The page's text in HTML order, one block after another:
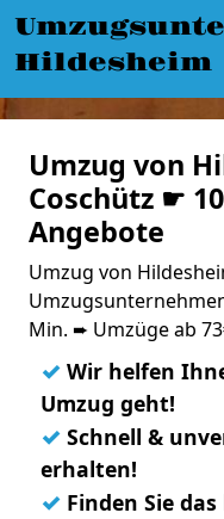
Hildesheim
Umzug von
Coschütz ☛
Angebote
Umzug von
Min. ➨ Umzüge ab
✓ Wir helfen
Umzug geht!
✓ Schnell &
erhalten!
✓ Finden Sie